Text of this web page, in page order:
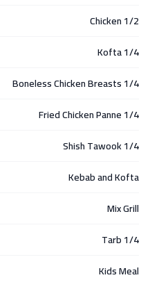
1/2 Chicken
1/4 Kofta
1/4 Boneless Chicken Breasts
1/4 Fried Chicken Panne
1/4 Shish Tawook
Kebab and Kofta
Mix Grill
1/4 Tarb
Kids Meal